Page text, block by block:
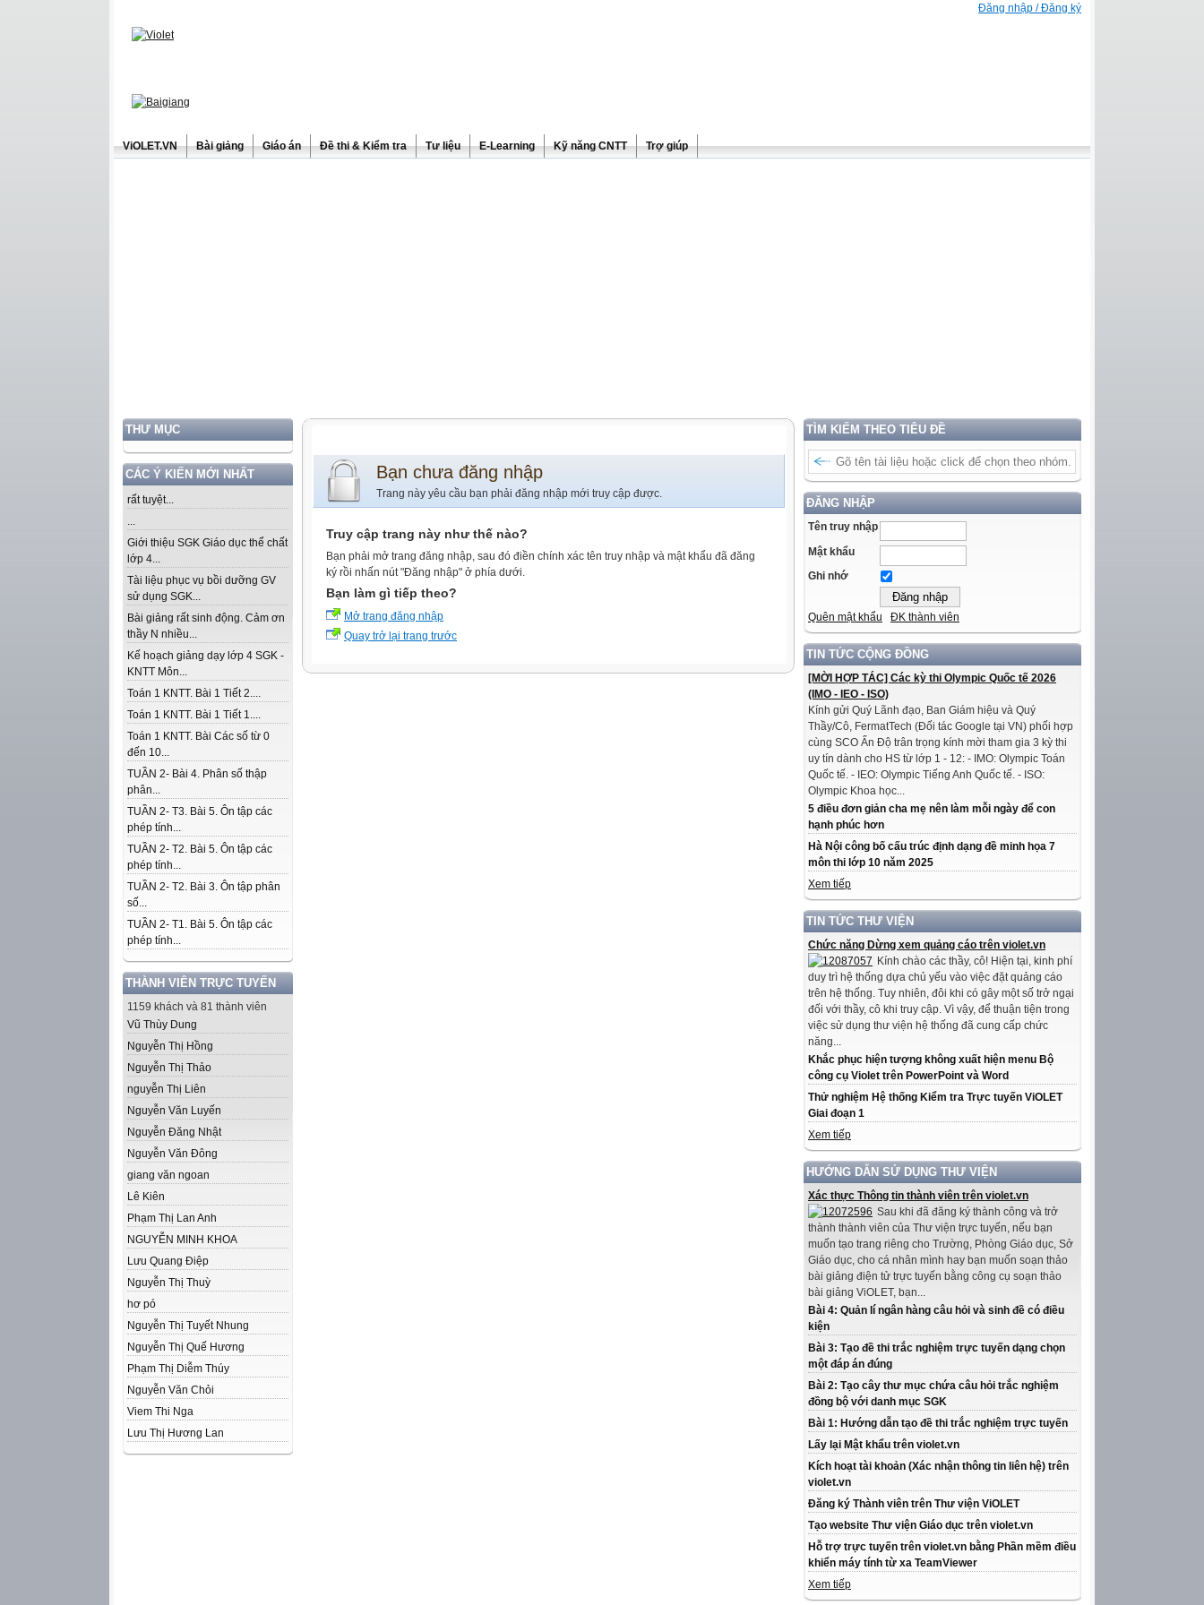
Đăng nhập / Đăng ký
ViOLET.VN Bài giảng Giáo án Đề thi & Kiểm tra Tư liệu E-Learning Kỹ năng CNTT Trợ giúp
THƯ MỤC
CÁC Ý KIẾN MỚI NHẤT
rất tuyệt...
...
Giới thiệu SGK Giáo dục thể chất
lớp 4...
Tài liệu phục vụ bồi dưỡng GV
sử dụng SGK...
Bài giảng rất sinh động. Cảm ơn
thầy N nhiều...
Kế hoạch giảng dạy lớp 4 SGK -
KNTT Môn...
Toán 1 KNTT. Bài 1 Tiết 2....
Toán 1 KNTT. Bài 1 Tiết 1....
Toán 1 KNTT. Bài Các số từ 0
đến 10...
TUẦN 2- Bài 4. Phân số thập
phân...
TUẦN 2- T3. Bài 5. Ôn tập các
phép tính...
TUẦN 2- T2. Bài 5. Ôn tập các
phép tính...
TUẦN 2- T2. Bài 3. Ôn tập phân
số...
TUẦN 2- T1. Bài 5. Ôn tập các
phép tính...
THÀNH VIÊN TRỰC TUYẾN
1159 khách và 81 thành viên
Vũ Thùy Dung
Nguyễn Thị Hồng
Nguyễn Thị Thảo
nguyễn Thị Liên
Nguyễn Văn Luyến
Nguyễn Đăng Nhật
Nguyễn Văn Đông
giang văn ngoan
Lê Kiên
Phạm Thị Lan Anh
NGUYỄN MINH KHOA
Lưu Quang Điệp
Nguyễn Thị Thuỳ
hơ pó
Nguyễn Thị Tuyết Nhung
Nguyễn Thị Quế Hương
Phạm Thị Diễm Thúy
Nguyễn Văn Chỏi
Viem Thi Nga
Lưu Thị Hương Lan
TÌM KIẾM THEO TIÊU ĐỀ
ĐĂNG NHẬP
Tên truy nhập
Mật khẩu
Ghi nhớ
Quên mật khẩu ĐK thành viên
TIN TỨC CỘNG ĐỒNG
[MỜI HỢP TÁC] Các kỳ thi Olympic Quốc tế 2026
(IMO - IEO - ISO)
Kính gửi Quý Lãnh đạo, Ban Giám hiệu và Quý
Thầy/Cô, FermatTech (Đối tác Google tại VN) phối hợp
cùng SCO Ấn Độ trân trọng kính mời tham gia 3 kỳ thi
uy tín dành cho HS từ lớp 1 - 12: - IMO: Olympic Toán
Quốc tế. - IEO: Olympic Tiếng Anh Quốc tế. - ISO:
Olympic Khoa học...
5 điều đơn giản cha mẹ nên làm mỗi ngày để con
hạnh phúc hơn
Hà Nội công bố cấu trúc định dạng đề minh họa 7
môn thi lớp 10 năm 2025
Xem tiếp
TIN TỨC THƯ VIỆN
Chức năng Dừng xem quảng cáo trên violet.vn
Kính chào các thầy, cô! Hiện tại, kinh phí
duy trì hệ thống dựa chủ yếu vào việc đặt quảng cáo
trên hệ thống. Tuy nhiên, đôi khi có gây một số trở ngại
đối với thầy, cô khi truy cập. Vì vậy, để thuận tiện trong
việc sử dụng thư viện hệ thống đã cung cấp chức
năng...
Khắc phục hiện tượng không xuất hiện menu Bộ
công cụ Violet trên PowerPoint và Word
Thử nghiệm Hệ thống Kiểm tra Trực tuyến ViOLET
Giai đoạn 1
Xem tiếp
HƯỚNG DẪN SỬ DỤNG THƯ VIỆN
Xác thực Thông tin thành viên trên violet.vn
Sau khi đã đăng ký thành công và trở
thành thành viên của Thư viện trực tuyến, nếu bạn
muốn tạo trang riêng cho Trường, Phòng Giáo dục, Sở
Giáo dục, cho cá nhân mình hay bạn muốn soạn thảo
bài giảng điện tử trực tuyến bằng công cụ soạn thảo
bài giảng ViOLET, bạn...
Bài 4: Quản lí ngân hàng câu hỏi và sinh đề có điều
kiện
Bài 3: Tạo đề thi trắc nghiệm trực tuyến dạng chọn
một đáp án đúng
Bài 2: Tạo cây thư mục chứa câu hỏi trắc nghiệm
đồng bộ với danh mục SGK
Bài 1: Hướng dẫn tạo đề thi trắc nghiệm trực tuyến
Lấy lại Mật khẩu trên violet.vn
Kích hoạt tài khoản (Xác nhận thông tin liên hệ) trên
violet.vn
Đăng ký Thành viên trên Thư viện ViOLET
Tạo website Thư viện Giáo dục trên violet.vn
Hỗ trợ trực tuyến trên violet.vn bằng Phần mềm điều
khiển máy tính từ xa TeamViewer
Xem tiếp
Bạn chưa đăng nhập
Trang này yêu cầu bạn phải đăng nhập mới truy cập được.
Truy cập trang này như thế nào?
Bạn phải mở trang đăng nhập, sau đó điền chính xác tên truy nhập và mật khẩu đã đăng
ký rồi nhấn nút "Đăng nhập" ở phía dưới.
Bạn làm gì tiếp theo?
Mở trang đăng nhập
Quay trở lại trang trước